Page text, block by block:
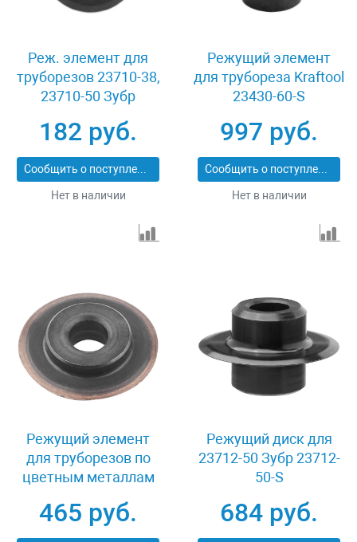
Реж. элемент для
труборезов 23710-38,
23710-50 Зубр
182 руб.
Сообщить о поступлении
Нет в наличии
Режущий элемент
для трубореза Kraftool
23430-60-S
997 руб.
Сообщить о поступлении
Нет в наличии
Режущий элемент
для труборезов по
цветным металлам
465 руб.
Режущий диск для
23712-50 Зубр 23712-
50-S
684 руб.